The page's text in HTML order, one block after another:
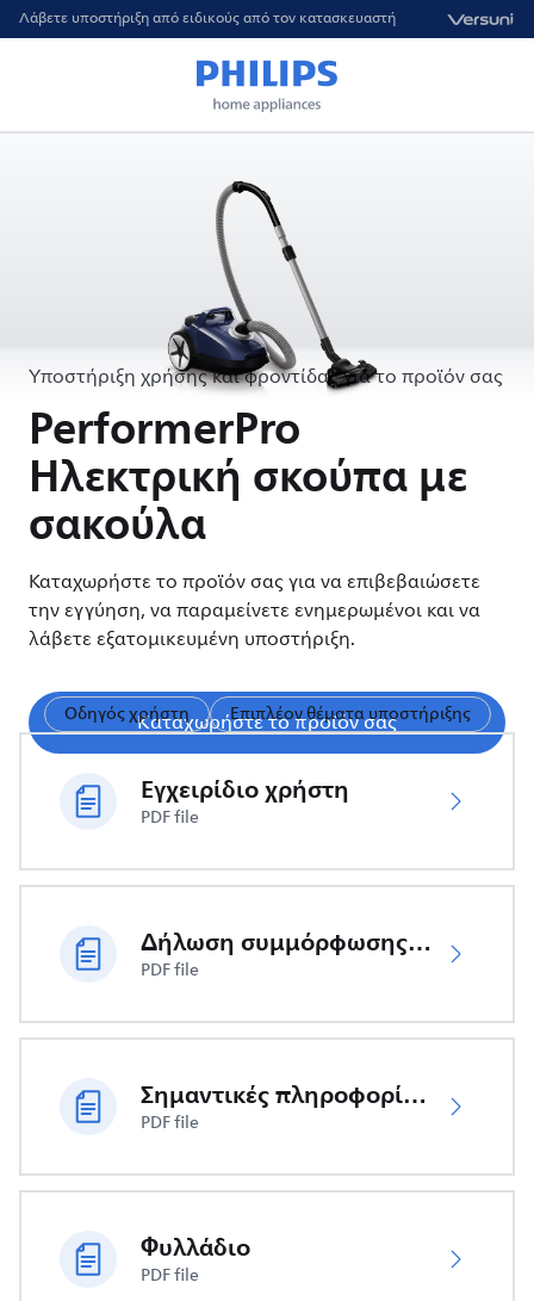
Λάβετε υποστήριξη από ειδικούς από τον κατασκευαστή
Υποστήριξη χρήσης και φροντίδας για το προϊόν σας
PerformerPro
Ηλεκτρική σκούπα με
σακούλα
Καταχωρήστε το προϊόν σας για να επιβεβαιώσετε
την εγγύηση, να παραμείνετε ενημερωμένοι και να
λάβετε εξατομικευμένη υποστήριξη.
Καταχωρήστε το προϊόν σας
Οδηγός χρήστη Επιπλέον θέματα υποστήριξης
Εγχειρίδιο χρήστη
PDF file
Δήλωση συμμόρφωσης ΕΕ
PDF file
Σημαντικές πληροφορίες ασφαλείας
PDF file
Φυλλάδιο
PDF file